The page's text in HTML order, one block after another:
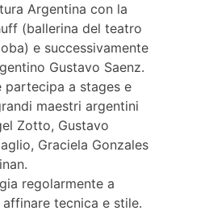
Argentina con la
(ballerina del teatro
e successivamente
Gustavo Saenz.
partecipa a stages e
maestri argentini
Zotto, Gustavo
Graciela Gonzales
regolarmente a
affinare tecnica e stile.